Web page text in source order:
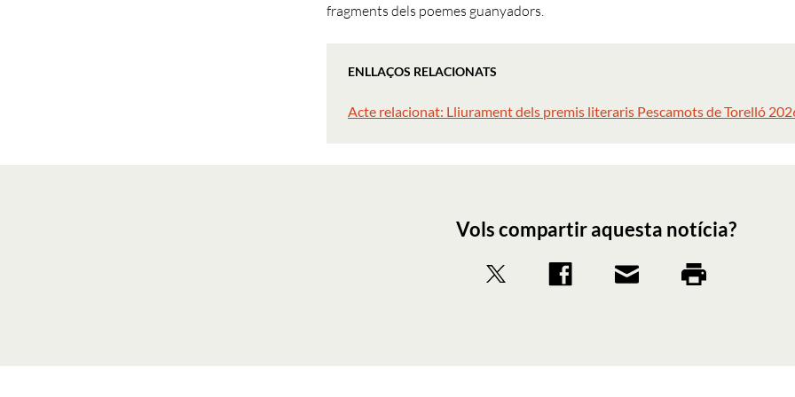
fragments dels poemes guanyadors.
ENLLAÇOS RELACIONATS
Acte relacionat: Lliurament dels premis literaris Pescamots de Torelló
Vols compartir aquesta notícia?